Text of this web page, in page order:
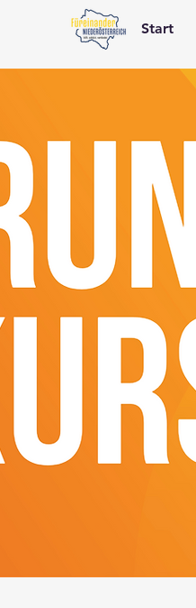
Start